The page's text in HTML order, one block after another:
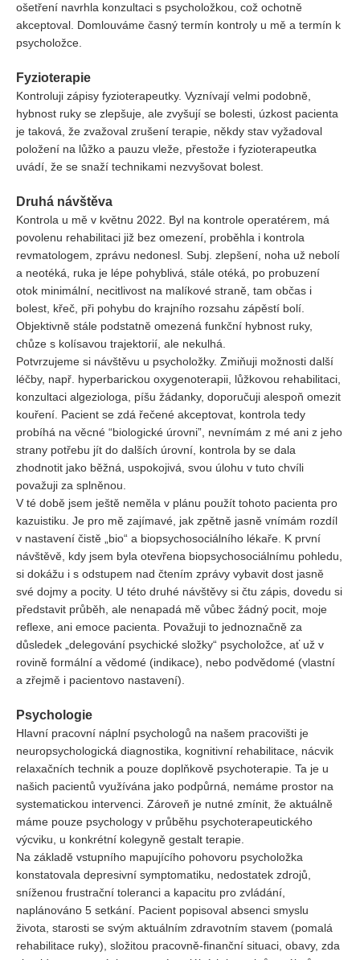
ošetření navrhla konzultaci s psycholožkou, což ochotně
akceptoval. Domlouváme časný termín kontroly u mě a termín k
psycholožce.
Fyzioterapie
Kontroluji zápisy fyzioterapeutky. Vyznívají velmi podobně,
hybnost ruky se zlepšuje, ale zvyšují se bolesti, úzkost pacienta
je taková, že zvažoval zrušení terapie, někdy stav vyžadoval
položení na lůžko a pauzu vleže, přestože i fyzioterapeutka
uvádí, že se snaží technikami nezvyšovat bolest.
Druhá návštěva
Kontrola u mě v květnu 2022. Byl na kontrole operatérem, má
povolenu rehabilitaci již bez omezení, proběhla i kontrola
revmatologem, zprávu nedonesl. Subj. zlepšení, noha už nebolí
a neotéká, ruka je lépe pohyblivá, stále otéká, po probuzení
otok minimální, necitlivost na malíkové straně, tam občas i
bolest, křeč, při pohybu do krajního rozsahu zápěstí bolí.
Objektivně stále podstatně omezená funkční hybnost ruky,
chůze s kolísavou trajektorií, ale nekulhá.
Potvrzujeme si návštěvu u psycholožky. Zmiňuji možnosti další
léčby, např. hyperbarickou oxygenoterapii, lůžkovou rehabilitaci,
konzultaci algeziologa, píšu žádanky, doporučuji alespoň omezit
kouření. Pacient se zdá řečené akceptovat, kontrola tedy
probíhá na věcné “biologické úrovni”, nevnímám z mé ani z jeho
strany potřebu jít do dalších úrovní, kontrola by se dala
zhodnotit jako běžná, uspokojivá, svou úlohu v tuto chvíli
považuji za splněnou.
V té době jsem ještě neměla v plánu použít tohoto pacienta pro
kazuistiku. Je pro mě zajímavé, jak zpětně jasně vnímám rozdíl
v nastavení čistě „bio“ a biopsychosociálního lékaře. K první
návštěvě, kdy jsem byla otevřena biopsychosociálnímu pohledu,
si dokážu i s odstupem nad čtením zprávy vybavit dost jasně
své dojmy a pocity. U této druhé návštěvy si čtu zápis, dovedu si
představit průběh, ale nenapadá mě vůbec žádný pocit, moje
reflexe, ani emoce pacienta. Považuji to jednoznačně za
důsledek „delegování psychické složky“ psycholožce, ať už v
rovině formální a vědomé (indikace), nebo podvědomé (vlastní
a zřejmě i pacientovo nastavení).
Psychologie
Hlavní pracovní náplní psychologů na našem pracovišti je
neuropsychologická diagnostika, kognitivní rehabilitace, nácvik
relaxačních technik a pouze doplňkově psychoterapie. Ta je u
našich pacientů využívána jako podpůrná, nemáme prostor na
systematickou intervenci. Zároveň je nutné zmínit, že aktuálně
máme pouze psychology v průběhu psychoterapeutického
výcviku, u konkrétní kolegyně gestalt terapie.
Na základě vstupního mapujícího pohovoru psycholožka
konstatovala depresivní symptomatiku, nedostatek zdrojů,
sníženou frustrační toleranci a kapacitu pro zvládání,
naplánováno 5 setkání. Pacient popisoval absenci smyslu
života, starosti se svým aktuálním zdravotním stavem (pomalá
rehabilitace ruky), složitou pracovně-finanční situaci, obavy, zda